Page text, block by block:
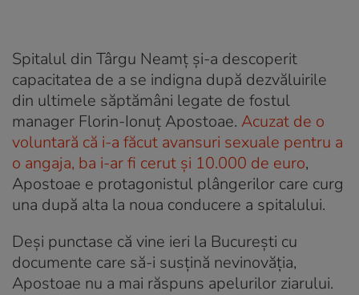
Spitalul din Târgu Neamț și-a descoperit
capacitatea de a se indigna după dezvăluirile
din ultimele săptămâni legate de fostul
manager Florin-Ionuț Apostoae. Acuzat de o
voluntară că i-a făcut avansuri sexuale pentru a
o angaja, ba i-ar fi cerut și 10.000 de euro,
Apostoae e protagonistul plângerilor care curg
una după alta la noua conducere a spitalului.
Deși punctase că vine ieri la București cu
documente care să-i susțină nevinovăția,
Apostoae nu a mai răspuns apelurilor ziarului.